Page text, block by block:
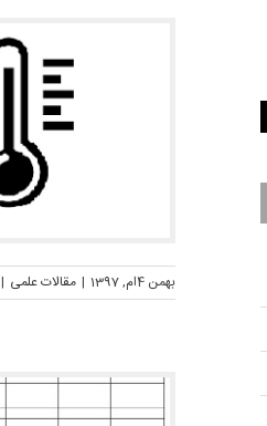
بهمن 4ام, 1397 | مقالات علمی |